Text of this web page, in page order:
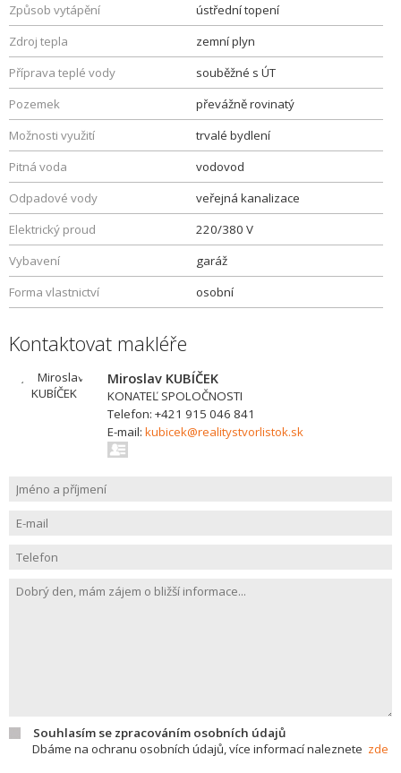
Způsob vytápění
ústřední topení
Zdroj tepla
zemní plyn
Příprava teplé vody
souběžné s ÚT
Pozemek
převážně rovinatý
Možnosti využití
trvalé bydlení
Pitná voda
vodovod
Odpadové vody
veřejná kanalizace
Elektrický proud
220/380 V
Vybavení
garáž
Forma vlastnictví
osobní
Kontaktovat makléře
Miroslav KUBÍČEK
KONATEĽ SPOLOČNOSTI
Telefon: +421 915 046 841
E-mail: kubicek@realitystvorlistok.sk
Souhlasím se zpracováním osobních údajů
Dbáme na ochranu osobních údajů, více informací naleznete zde